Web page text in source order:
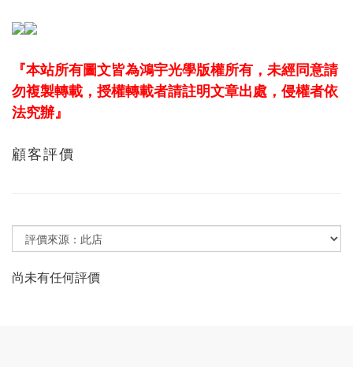
『本站所有圖文皆為鴻宇光學版權所有，未經同意請
勿複製轉載，授權轉載者請註明文章出處，侵權者依
法究辦』
顧客評價
尚未有任何評價